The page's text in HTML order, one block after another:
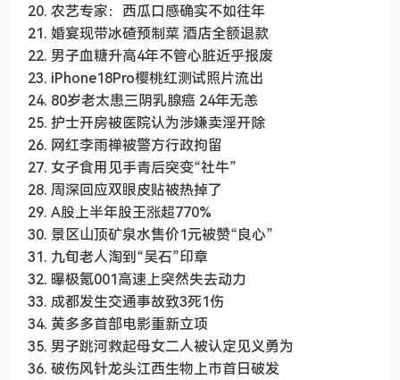
20. 农艺专家：西瓜口感确实不如往年
21. 婚宴现带冰碴预制菜 酒店全额退款
22. 男子血糖升高4年不管心脏近乎报废
23. iPhone18Pro樱桃红测试照片流出
24. 80岁老太患三阴乳腺癌 24年无恙
25. 护士开房被医院认为涉嫌卖淫开除
26. 网红李雨禅被警方行政拘留
27. 女子食用见手青后突变“社牛”
28. 周深回应双眼皮贴被热掉了
29. A股上半年股王涨超770%
30. 景区山顶矿泉水售价1元被赞“良心”
31. 九旬老人淘到“吴石”印章
32. 曝极氪001高速上突然失去动力
33. 成都发生交通事故致3死1伤
34. 黄多多首部电影重新立项
35. 男子跳河救起母女二人被认定见义勇为
36. 破伤风针龙头江西生物上市首日破发